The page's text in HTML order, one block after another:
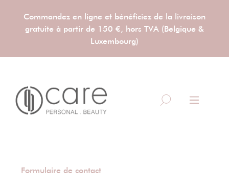
Commandez en ligne et bénéficiez de la livraison
gratuite à partir de 150 €, hors TVA (Belgique &
Luxembourg)
Formulaire de contact